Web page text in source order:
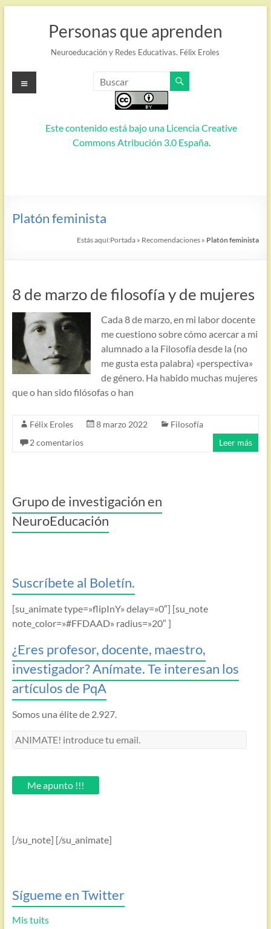
Personas que aprenden
Neuroeducación y Redes Educativas. Félix Eroles
Este contenido está bajo una Licencia Creative
Commons Atribución 3.0 España.
Menú
Platón feminista
Estás aquí:Portada » Recomendaciones » Platón feminista
8 de marzo de filosofía y de mujeres
Cada 8 de marzo, en mi labor docente
me cuestiono sobre cómo acercar a mi
alumnado a la Filosofía desde la (no
me gusta esta palabra) «perspectiva»
de género. Ha habido muchas mujeres
que o han sido filósofas o han
Félix Eroles 8 marzo 2022
Filosofía
2 comentarios
Leer más
Grupo de investigación en
NeuroEducación
Suscríbete al Boletín.
[su_animate type=»flipInY» delay=»0″] [su_note
note_color=»#FFDAAD» radius=»20″ ]
¿Eres profesor, docente, maestro,
investigador? Anímate. Te interesan los
artículos de PqA
Somos una élite de 2.927.
ANIMATE!
email.Me apunto !!!
[/su_note] [/su_animate]
Sígueme en Twitter
Mis tuits